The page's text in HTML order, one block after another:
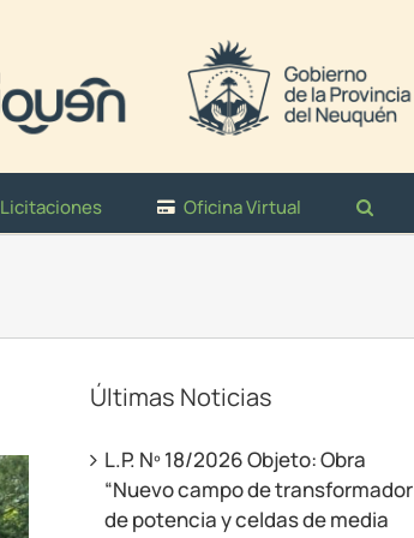
Licitaciones Oficina Virtual
Últimas Noticias
L.P. Nº 18/2026 Objeto: Obra
“Nuevo campo de transformador
de potencia y celdas de media